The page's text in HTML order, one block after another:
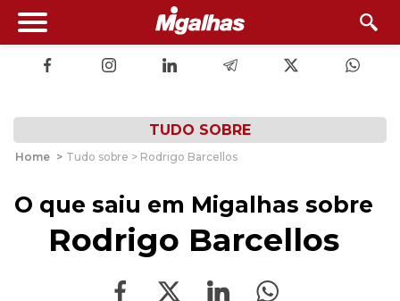
TUDO SOBRE
Home > Tudo sobre > Rodrigo Barcellos
O que saiu em Migalhas sobre
Rodrigo Barcellos